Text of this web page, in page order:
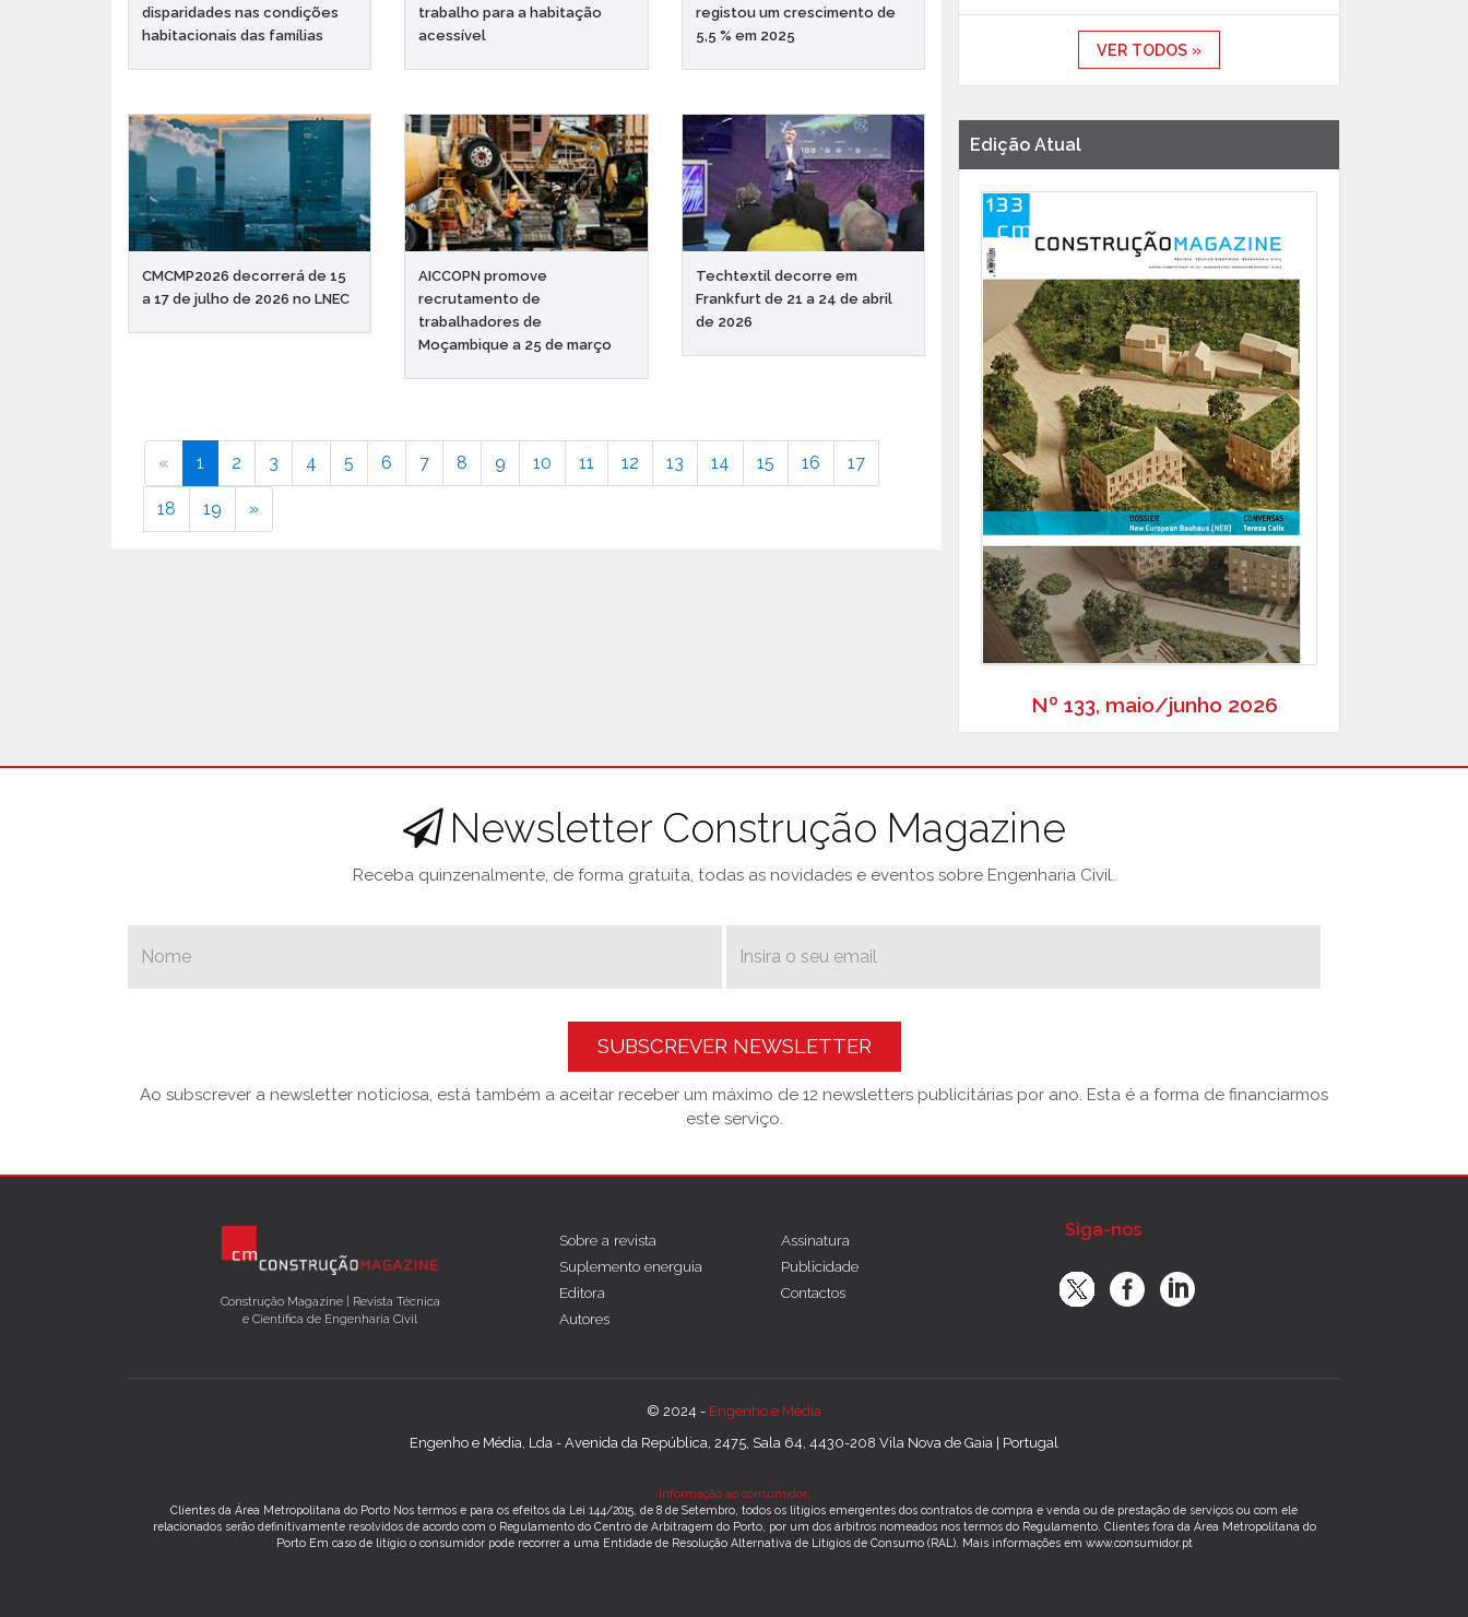
disparidades nas condições
habitacionais das famílias
trabalho para a habitação
acessível
registou um crescimento de
5,5 % em 2025
CMCMP2026 decorrerá de 15
a 17 de julho de 2026 no LNEC
AICCOPN promove
recrutamento de
trabalhadores de
Moçambique a 25 de março
Techtextil decorre em
Frankfurt de 21 a 24 de abril
de 2026
« 1 2 3 4 5 6 7 8 9 10 11 12 13 14 15 16 17
18 19 »
VER TODOS »
Edição Atual
Nº 133, maio/junho 2026
Newsletter Construção Magazine
Receba quinzenalmente, de forma gratuita, todas as novidades e eventos sobre Engenharia Civil.
SUBSCREVER NEWSLETTER
Ao subscrever a newsletter noticiosa, está também a aceitar receber um máximo de 12 newsletters publicitárias por ano. Esta é a forma de financiarmos
este serviço.
Construção Magazine | Revista Técnica
e Científica de Engenharia Civil
Sobre a revista
Suplemento energuia
Editora
Autores
Assinatura
Publicidade
Contactos
Siga-nos
© 2024 - Engenho e Média
Engenho e Média, Lda - Avenida da República, 2475, Sala 64, 4430-208 Vila Nova de Gaia | Portugal
Informação ao consumidor:
Clientes da Área Metropolitana do Porto Nos termos e para os efeitos da Lei 144/2015, de 8 de Setembro, todos os litígios emergentes dos contratos de compra e venda ou de prestação de serviços ou com ele
relacionados serão definitivamente resolvidos de acordo com o Regulamento do Centro de Arbitragem do Porto, por um dos árbitros nomeados nos termos do Regulamento. Clientes fora da Área Metropolitana do
Porto Em caso de litígio o consumidor pode recorrer a uma Entidade de Resolução Alternativa de Litígios de Consumo (RAL). Mais informações em www.consumidor.pt